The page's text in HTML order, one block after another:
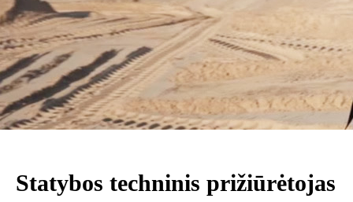
Statybos techninis prižiūrėtojas